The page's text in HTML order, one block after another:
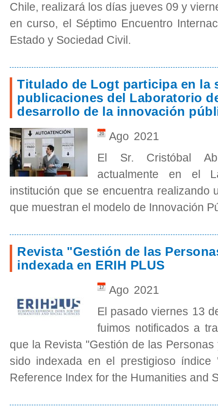
Chile, realizará los días jueves 09 y
en curso, el Séptimo Encuentro
Estado y Sociedad Civil.
Titulado de Logt participa en la
publicaciones del Laboratorio
desarrollo de la innovación
Ago
20
2021
El Sr. Cristóbal
actualmente en el
institución que se encuentra realizando
que muestran el modelo de Innovación
Revista "Gestión de las
indexada en ERIH PLUS
Ago
17
2021
El pasado viernes 13
fuimos notificados a
que la Revista "Gestión de las
sido indexada en el prestigioso índice
Reference Index for the Humanities and